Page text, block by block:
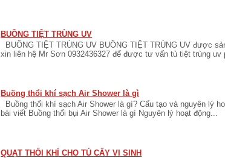
BUỒNG TIỆT TRÙNG UV
BUỒNG TIỆT TRÙNG UV BUỒNG TIỆT TRÙNG UV được
xin liên hệ Mr Sơn 0932436327 để được tư vấn tủ tiệt trùng uv
Buồng thổi khí sạch Air Shower là gì
Buồng thổi khí sạch Air Shower là gì? Cấu tạo và nguyên lý
bài viết Buồng thổi bụi Air Shower là gì Nguyên lý hoạt động...
QUẠT THỔI KHÍ CHO TỦ CẤY VI SINH